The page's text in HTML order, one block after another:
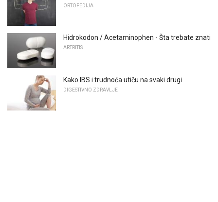
ORTOPEDIJA
Hidrokodon / Acetaminophen - Šta trebate znati
ARTRITIS
Kako IBS i trudnoća utiču na svaki drugi
DIGESTIVNO ZDRAVLJE